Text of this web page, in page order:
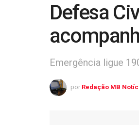
Defesa
Emergência ligue
por Redação MB